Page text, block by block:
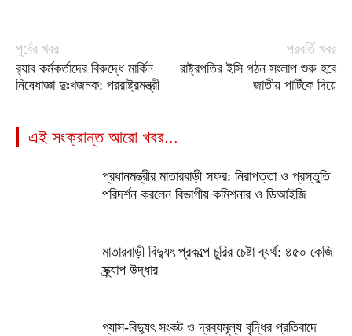
পূর্বের খবর
র‌্যাব কর্মকর্তাদের বিরুদ্ধে মার্কিন
নিষেধাজ্ঞা দুঃখজনক: পররাষ্ট্রমন্ত্রী
পরবর্তি খবর
রাষ্ট্রপতির ইসি গঠন সংলাপ শুরু হবে
জাতীয় পার্টিকে দিয়ে
এই সংক্রান্ত আরো খবর...
প্রধানমন্ত্রীর মাতারবাড়ী সফর: নিরাপত্তা ও প্রস্তুতি
পরিদর্শন করলেন বিভাগীয় কমিশনার ও ডিআইজি
মাতারবাড়ী বিদ্যুৎ প্রকল্পে চুরির চেষ্টা ব্যর্থ: ৪৫০ কেজি
স্ক্র্যাপ উদ্ধার
গ্যাস-বিদ্যুৎ সংকট ও দ্রব্যমূল্য বৃদ্ধির প্রতিবাদে